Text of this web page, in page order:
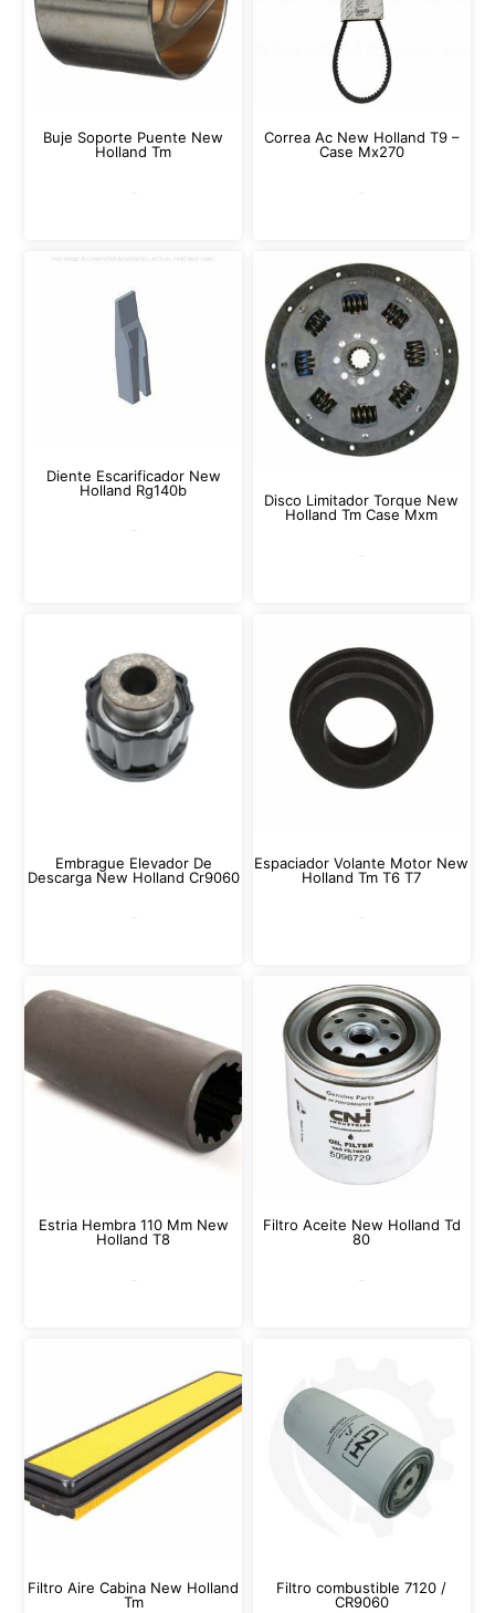
Buje Soporte Puente New
Holland Tm
Correa Ac New Holland T9 –
Case Mx270
Diente Escarificador New
Holland Rg140b
Disco Limitador Torque New
Holland Tm Case Mxm
Embrague Elevador De
Descarga New Holland Cr9060
Espaciador Volante Motor New
Holland Tm T6 T7
Estria Hembra 110 Mm New
Holland T8
Filtro Aceite New Holland Td
80
Filtro Aire Cabina New Holland
Tm
Filtro combustible 7120 /
CR9060